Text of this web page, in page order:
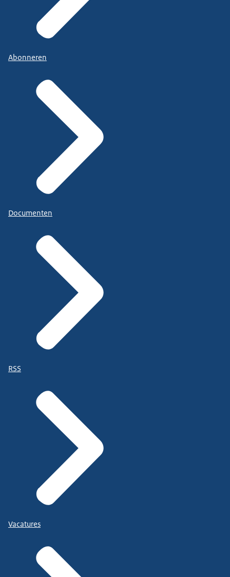
Abonneren
Documenten
RSS
Vacatures